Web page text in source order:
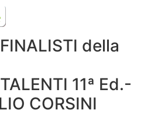
della
11ª Ed.-
CORSINI